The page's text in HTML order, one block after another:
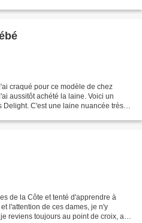
craqué pour ce modèle de chez
aussitôt achété la laine. Voici un
C'est une laine nuancée très
de la Côte et tenté d'apprendre à
l'attention de ces dames, je n'y
reviens toujours au point de croix, au